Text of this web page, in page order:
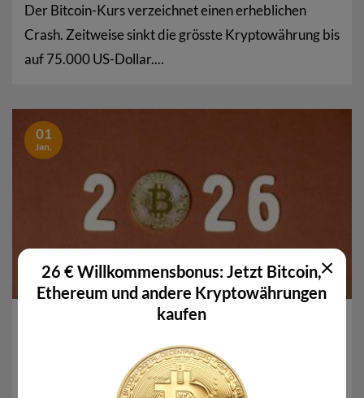
Der Bitcoin-Kurs verzeichnet einen erheblichen
Crash. Zeitweise sinkt die grösste Kryptowährung bis
auf 75.000 US-Dollar....
Krypto in 2026: Welche Trends kommen auf den
Nach bahnbrechenden Erfolgen im Jahr 2025
könnten sich über das neue Jahr 2026 weitere
01
Jan.
26 € Willkommensbonus: Jetzt Bitcoin,
Ethereum und andere Kryptowährungen
kaufen
×